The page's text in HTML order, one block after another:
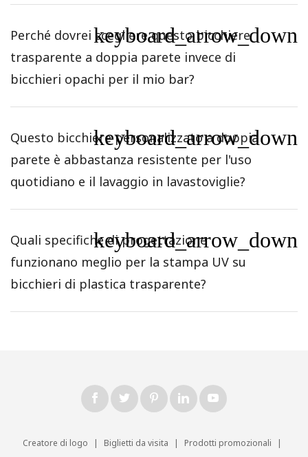
Perché dovrei scegliere questo bicchiere
trasparente a doppia parete invece di
bicchieri opachi per il mio bar?
keyboard_arrow_down
Questo bicchiere personalizzato a doppia
parete è abbastanza resistente per l'uso
quotidiano e il lavaggio in lavastoviglie?
keyboard_arrow_down
Quali specifiche di progettazione
funzionano meglio per la stampa UV su
bicchieri di plastica trasparente?
keyboard_arrow_down
Creatore di logo | Biglietti da visita | Prodotti promozionali |